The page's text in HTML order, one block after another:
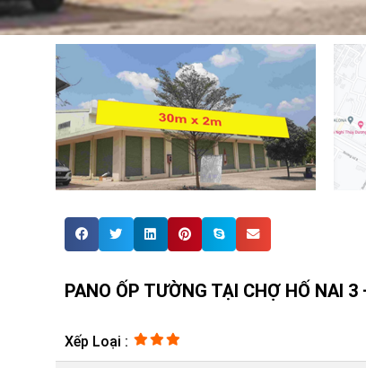
PANO ỐP TƯỜNG TẠI CHỢ HỐ NAI
Xếp Loại :